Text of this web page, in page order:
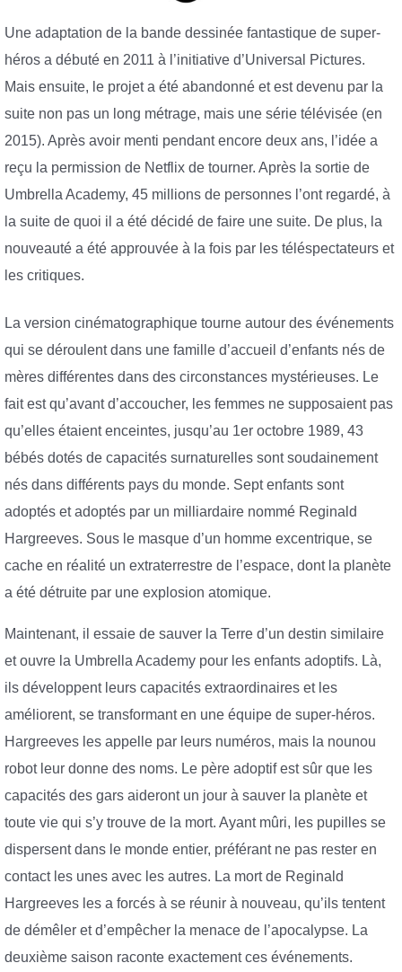
Une adaptation de la bande dessinée fantastique de super-
héros a débuté en 2011 à l’initiative d’Universal Pictures.
Mais ensuite, le projet a été abandonné et est devenu par la
suite non pas un long métrage, mais une série télévisée (en
2015). Après avoir menti pendant encore deux ans, l’idée a
reçu la permission de Netflix de tourner. Après la sortie de
Umbrella Academy, 45 millions de personnes l’ont regardé, à
la suite de quoi il a été décidé de faire une suite. De plus, la
nouveauté a été approuvée à la fois par les téléspectateurs et
les critiques.
La version cinématographique tourne autour des événements
qui se déroulent dans une famille d’accueil d’enfants nés de
mères différentes dans des circonstances mystérieuses. Le
fait est qu’avant d’accoucher, les femmes ne supposaient pas
qu’elles étaient enceintes, jusqu’au 1er octobre 1989, 43
bébés dotés de capacités surnaturelles sont soudainement
nés dans différents pays du monde. Sept enfants sont
adoptés et adoptés par un milliardaire nommé Reginald
Hargreeves. Sous le masque d’un homme excentrique, se
cache en réalité un extraterrestre de l’espace, dont la planète
a été détruite par une explosion atomique.
Maintenant, il essaie de sauver la Terre d’un destin similaire
et ouvre la Umbrella Academy pour les enfants adoptifs. Là,
ils développent leurs capacités extraordinaires et les
améliorent, se transformant en une équipe de super-héros.
Hargreeves les appelle par leurs numéros, mais la nounou
robot leur donne des noms. Le père adoptif est sûr que les
capacités des gars aideront un jour à sauver la planète et
toute vie qui s’y trouve de la mort. Ayant mûri, les pupilles se
dispersent dans le monde entier, préférant ne pas rester en
contact les unes avec les autres. La mort de Reginald
Hargreeves les a forcés à se réunir à nouveau, qu’ils tentent
de démêler et d’empêcher la menace de l’apocalypse. La
deuxième saison raconte exactement ces événements.